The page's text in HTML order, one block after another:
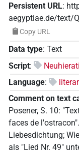
Persistent URL:
aegyptiae.de/text/
Copy URL
Data type: Text
Script:
Language:
Comment on text
Posener, S. 10:
faces de
Liebesdichtung;
als "Lied Nr. 49"